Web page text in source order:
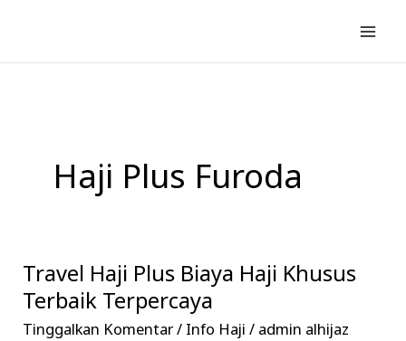
konten
Haji Plus Furoda
Travel Haji Plus Biaya Haji Khusus
Terbaik Terpercaya
Tinggalkan Komentar/ Info Haji / admin alhijaz
Travel
Haji
Plus